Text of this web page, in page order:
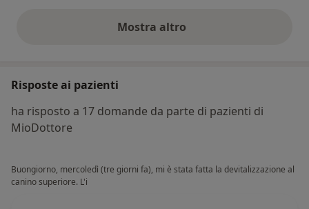
Mostra altroopinioni di cui sopra
Risposte ai pazienti
ha risposto a 17 domande da parte di pazienti di
MioDottore
Buongiorno, mercoledì (tre giorni fa), mi è stata fatta la devitalizzazione al
canino superiore. L'i